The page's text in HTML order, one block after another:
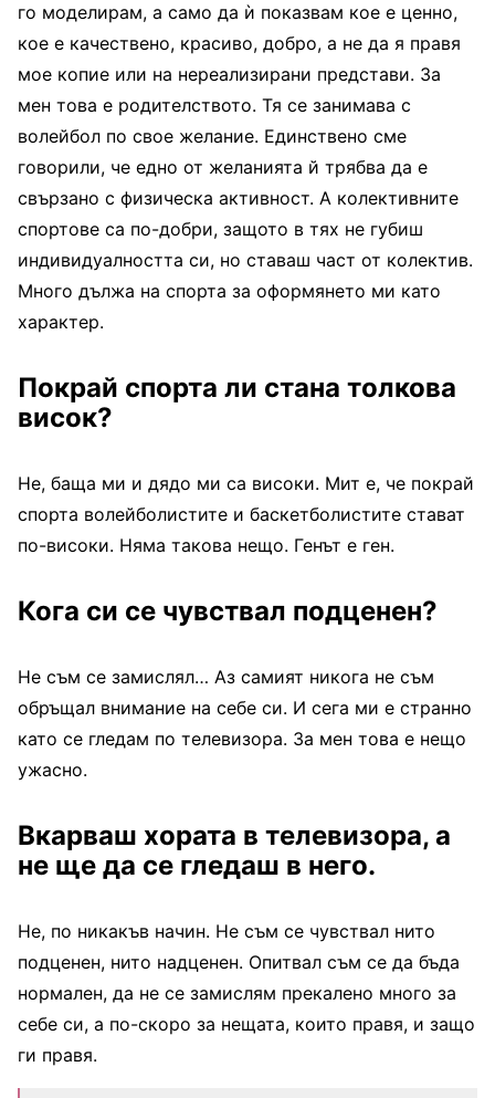
го моделирам, а само да ѝ показвам кое е ценно,
кое е качествено, красиво, добро, а не да я правя
мое копие или на нереализирани представи. За
мен това е родителството. Тя се занимава с
волейбол по свое желание. Единствено сме
говорили, че едно от желанията й трябва да е
свързано с физическа активност. А колективните
спортове са по-добри, защото в тях не губиш
индивидуалността си, но ставаш част от колектив.
Много дължа на спорта за оформянето ми като
характер.
Покрай спорта ли стана толкова
висок?
Не, баща ми и дядо ми са високи. Мит е, че покрай
спорта волейболистите и баскетболистите стават
по-високи. Няма такова нещо. Генът е ген.
Кога си се чувствал подценен?
Не съм се замислял… Аз самият никога не съм
обръщал внимание на себе си. И сега ми е странно
като се гледам по телевизора. За мен това е нещо
ужасно.
Вкарваш хората в телевизора, а
не ще да се гледаш в него.
Не, по никакъв начин. Не съм се чувствал нито
подценен, нито надценен. Опитвал съм се да бъда
нормален, да не се замислям прекалено много за
себе си, а по-скоро за нещата, които правя, и защо
ги правя.